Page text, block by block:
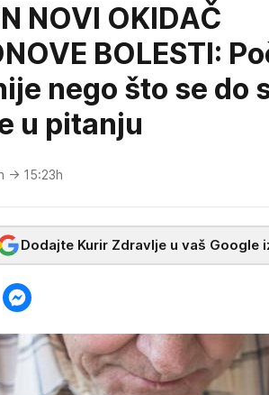
NOVI OKIDAČ
BOLESTI:
nego što se do
u pitanju
→ 15:23h
Dodajte Kurir Zdravlje u vaš Google